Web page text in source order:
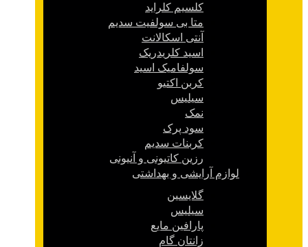
کلسیم کلراید
متا بی سولفیت سدیم
آنتی اسکالانت
اسید کلریدریک
سولفامیک اسید
کربن اکتیو
سیلیس
نمک
سود پرک
کربنات سدیم
رزین کاتیونی و آنیونی
لوازم آرایشی و بهداشتی
گلایسین
سیلیس
پارافین مایع
زانتان گام